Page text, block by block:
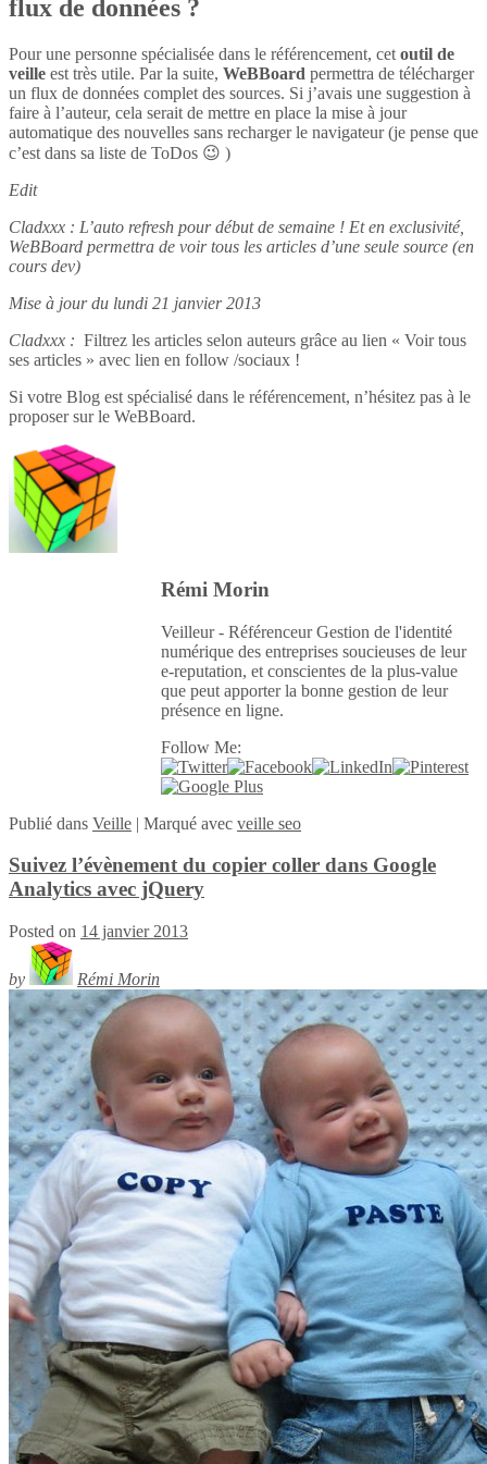
flux de données ?
Pour une personne spécialisée dans le référencement, cet outil de
veille est très utile. Par la suite, WeBBoard permettra de télécharger
un flux de données complet des sources. Si j’avais une suggestion à
faire à l’auteur, cela serait de mettre en place la mise à jour
automatique des nouvelles sans recharger le navigateur (je pense que
c’est dans sa liste de ToDos 😉 )
Edit
Cladxxx : L’auto refresh pour début de semaine ! Et en exclusivité,
WeBBoard permettra de voir tous les articles d’une seule source (en
cours dev)
Mise à jour du lundi 21 janvier 2013
Cladxxx : Filtrez les articles selon auteurs grâce au lien « Voir tous
ses articles » avec lien en follow /sociaux !
Si votre Blog est spécialisé dans le référencement, n’hésitez pas à le
proposer sur le WeBBoard.
Rémi Morin
Veilleur - Référenceur Gestion de l'identité
numérique des entreprises soucieuses de leur
e-reputation, et conscientes de la plus-value
que peut apporter la bonne gestion de leur
présence en ligne.
Follow Me:
Publié dans Veille | Marqué avec veille seo
Suivez l’évènement du copier coller dans Google
Analytics avec jQuery
Posted on 14 janvier 2013
by Rémi Morin